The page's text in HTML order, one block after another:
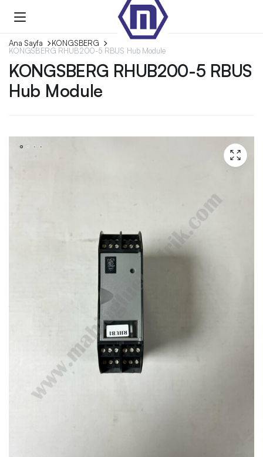
Ana Sayfa
KONGSBERG
KONGSBERG RHUB200-5 RBUS Hub Module
KONGSBERG RHUB200-5 RBUS
Hub Module